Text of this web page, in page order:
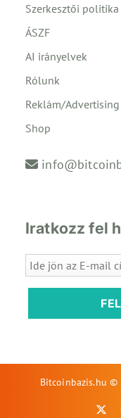
Szerkesztői politika
ÁSZF
AI irányelvek
Rólunk
Reklám/Advertising
Shop
Iratkozz fel
Bitcoinbazis.hu